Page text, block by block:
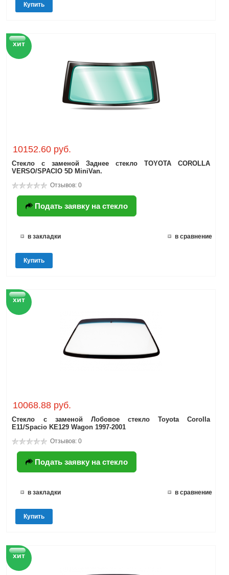
Купить
хит
10152.60 руб.
Стекло с заменой Заднее стекло TOYOTA COROLLA
VERSO/SPACIO 5D MiniVan.
Отзывов: 0
Подать заявку на стекло
в закладки в сравнение
Купить
хит
10068.88 руб.
Стекло с заменой Лобовое стекло Toyota Corolla
E11/Spacio KE129 Wagon 1997-2001
Отзывов: 0
Подать заявку на стекло
в закладки в сравнение
Купить
хит